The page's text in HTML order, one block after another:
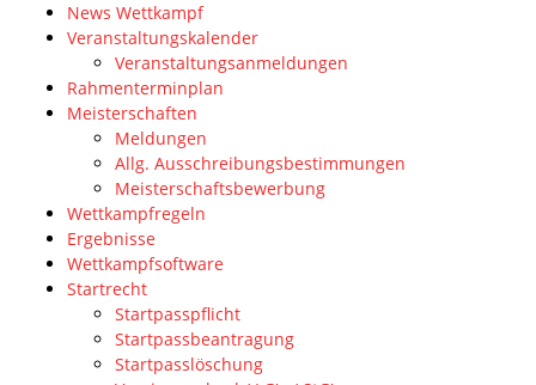
News Wettkampf
Veranstaltungskalender
Veranstaltungsanmeldungen
Rahmenterminplan
Meisterschaften
Meldungen
Allg. Ausschreibungsbestimmungen
Meisterschaftsbewerbung
Wettkampfregeln
Ergebnisse
Wettkampfsoftware
Startrecht
Startpasspflicht
Startpassbeantragung
Startpasslöschung